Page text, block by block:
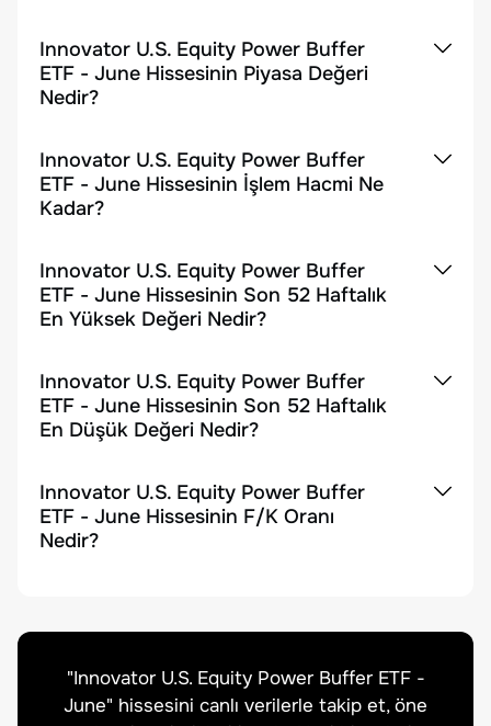
Innovator U.S. Equity Power Buffer
ETF - June Hissesinin Piyasa Değeri
Nedir?
Innovator U.S. Equity Power Buffer
ETF - June Hissesinin İşlem Hacmi Ne
Kadar?
Innovator U.S. Equity Power Buffer
ETF - June Hissesinin Son 52 Haftalık
En Yüksek Değeri Nedir?
Innovator U.S. Equity Power Buffer
ETF - June Hissesinin Son 52 Haftalık
En Düşük Değeri Nedir?
Innovator U.S. Equity Power Buffer
ETF - June Hissesinin F/K Oranı
Nedir?
"Innovator U.S. Equity Power Buffer ETF -
June" hissesini canlı verilerle takip et, öne